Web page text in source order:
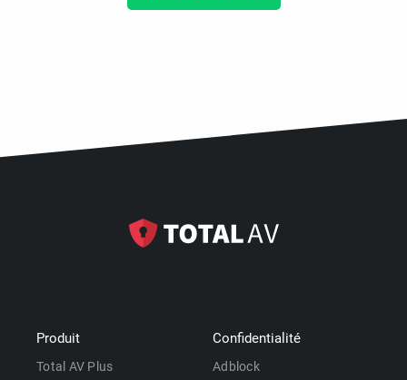
Produit
Total AV Plus
Confidentialité
Adblock